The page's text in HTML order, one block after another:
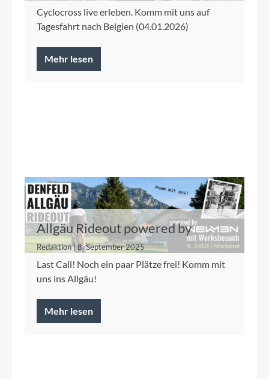
Cyclocross live erleben. Komm mit uns auf
Tagesfahrt nach Belgien (04.01.2026)
Mehr lesen
Allgäu Rideout powered by
Newmen 19.-21.9.
Redaktion | 8. September 2025
Last Call! Noch ein paar Plätze frei! Komm mit
uns ins Allgäu!
Mehr lesen